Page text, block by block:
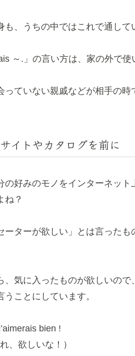
も、うちの中ではこれで通して
～.」の言い方は、家の外で使
っていない親戚などが相手の時
イトやカタログを前に
の好みのモノをインターネッ
ね？
ーターが欲しい」とは言った
、気に入ったものが欲しいの
うことにしています。
bien !
れ、欲しいな！）